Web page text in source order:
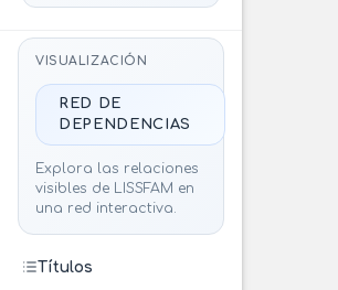
VISUALIZACIÓN
RED DE
DEPENDENCIAS
Explora las relaciones
visibles de LISSFAM en
una red interactiva.
Títulos